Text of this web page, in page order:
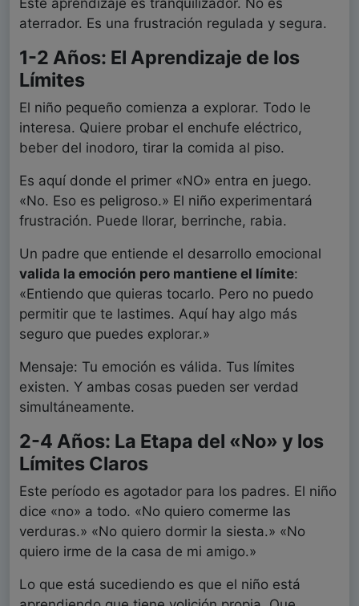
Este aprendizaje es tranquilizador. No es
aterrador. Es una frustración regulada y segura.
1-2 Años: El Aprendizaje de los
Límites
El niño pequeño comienza a explorar. Todo le
interesa. Quiere probar el enchufe eléctrico,
beber del inodoro, tirar la comida al piso.
Es aquí donde el primer «NO» entra en juego.
«No. Eso es peligroso.» El niño experimentará
frustración. Puede llorar, berrinche, rabia.
Un padre que entiende el desarrollo emocional
valida la emoción pero mantiene el límite:
«Entiendo que quieras tocarlo. Pero no puedo
permitir que te lastimes. Aquí hay algo más
seguro que puedes explorar.»
Mensaje: Tu emoción es válida. Tus límites
existen. Y ambas cosas pueden ser verdad
simultáneamente.
2-4 Años: La Etapa del «No» y los
Límites Claros
Este período es agotador para los padres. El niño
dice «no» a todo. «No quiero comerme las
verduras.» «No quiero dormir la siesta.» «No
quiero irme de la casa de mi amigo.»
Lo que está sucediendo es que el niño está